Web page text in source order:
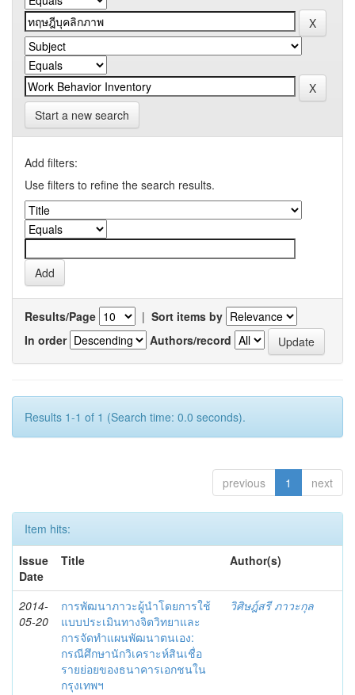
Start a new search
Add filters:
Use filters to refine the search results.
Results/Page | Sort items by
In order
Authors/record
Results 1-1 of 1 (Search time: 0.0 seconds).
previous 1 next
Item hits:
Issue
Date
Title Author(s)
2014-
05-20
การพัฒนาภาวะผู้นำโดยการใช้
แบบประเมินทางจิตวิทยาและ
การจัดทำแผนพัฒนาตนเอง:
กรณีศึกษานักวิเคราะห์สินเชื่อ
รายย่อยของธนาคารเอกชนใน
กรุงเทพฯ
วิศิษฎ์สรี ภาวะกุล